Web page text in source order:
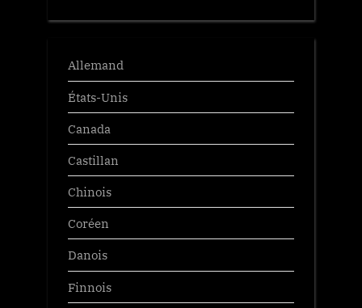
Allemand
États-Unis
Canada
Castillan
Chinois
Coréen
Danois
Finnois